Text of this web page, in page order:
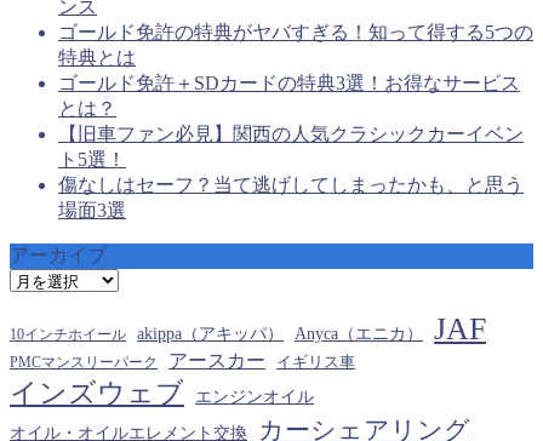
ンス
ゴールド免許の特典がヤバすぎる！知って得する5つの
特典とは
ゴールド免許＋SDカードの特典3選！お得なサービス
とは？
【旧車ファン必見】関西の人気クラシックカーイベン
ト5選！
傷なしはセーフ？当て逃げしてしまったかも、と思う
場面3選
アーカイブ
ア
カ
イ
ブ
10インチホイール akippa（アキッパ） Anyca（エニカ） JAF
PMCマンスリーパーク アースカー イギリス車
インズウェブ エンジンオイル
オイル・オイルエレメント交換 カーシェアリング